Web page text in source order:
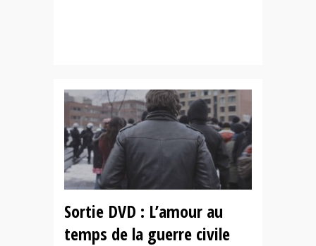
Sortie DVD : L’amour au
temps de la guerre civile